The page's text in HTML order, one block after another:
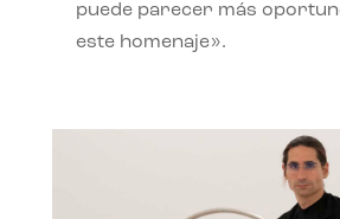
puede parecer más
este homenaje».